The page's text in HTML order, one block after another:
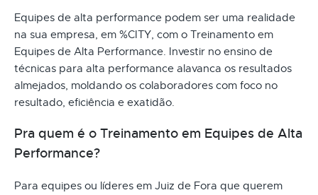
Equipes de alta performance podem ser uma realidade
na sua empresa, em %CITY, com o Treinamento em
Equipes de Alta Performance. Investir no ensino de
técnicas para alta performance alavanca os resultados
almejados, moldando os colaboradores com foco no
resultado, eficiência e exatidão.
Pra quem é o Treinamento em Equipes de Alta
Performance?
Para equipes ou líderes em Juiz de Fora que querem